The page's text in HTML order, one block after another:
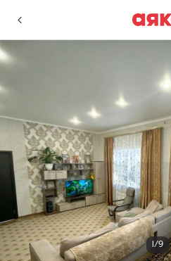
г. Краснодар
Избранное
0 объявлений
Недвижимость
1/9